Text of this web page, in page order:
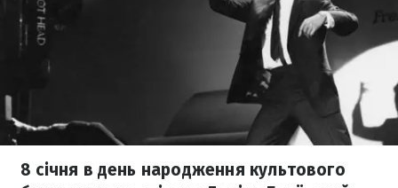
8 січня в день народження культового